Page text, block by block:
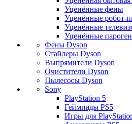
Уценённые фены
Уценённые робот-
Уценённые
Уценённые
Фены Dyson
Стайлеры Dyson
Выпрямители Dyson
Очистители Dyson
Пылесосы Dyson
Sony
PlayStation 5
Геймпады PS5
Игры для